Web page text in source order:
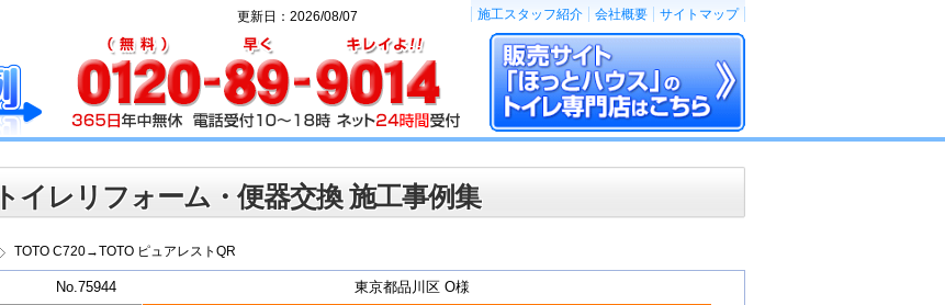
イレリフォーム・便器交換 施工事例集
TOTO C720→TOTO ピュアレストQR
No.75944 東京都品川区 O様
更新日：2026/08/07 施工スタッフ紹介 会社概要 サイトマップ